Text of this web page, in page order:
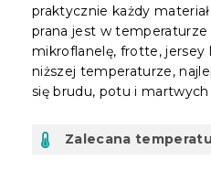
praktycznie każdy
prana jest w temperaturze
mikroflanelę, frotte, jersey
niższej temperaturze,
się brudu, potu i
Zalecana